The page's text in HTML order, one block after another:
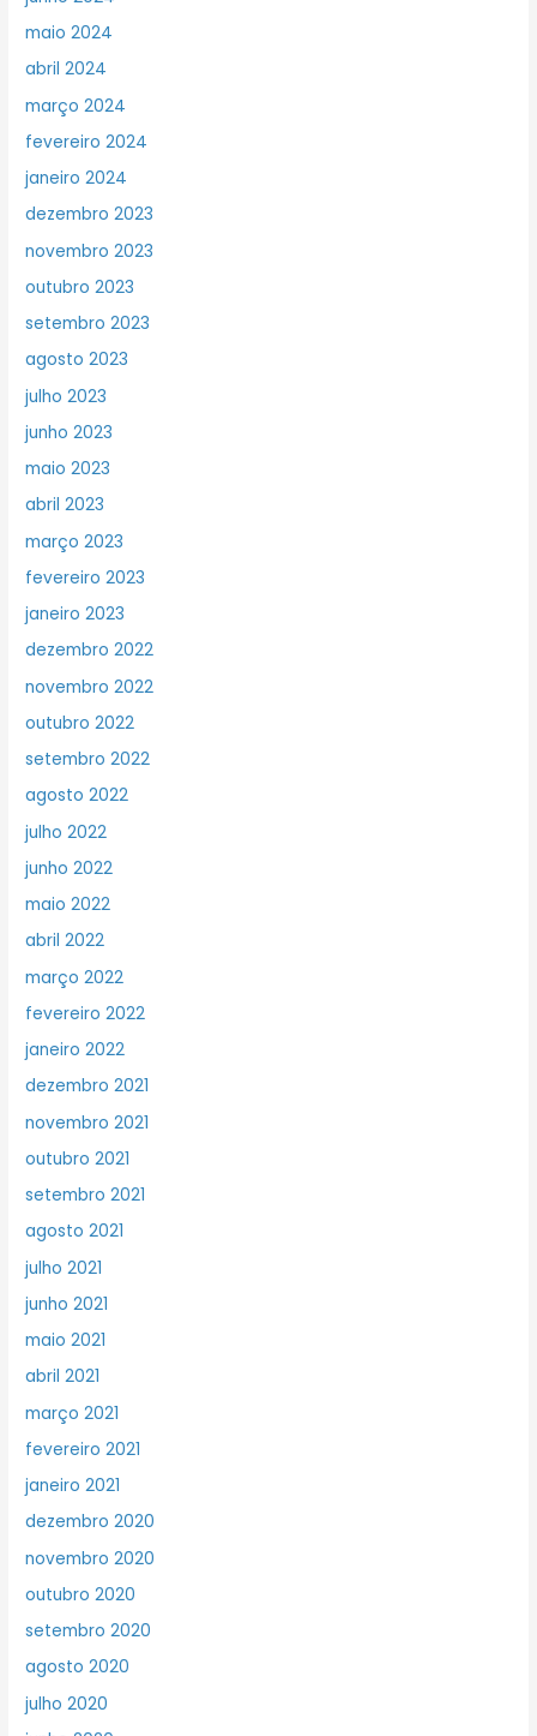
maio 2024
abril 2024
março 2024
fevereiro 2024
janeiro 2024
dezembro 2023
novembro 2023
outubro 2023
setembro 2023
agosto 2023
julho 2023
junho 2023
maio 2023
abril 2023
março 2023
fevereiro 2023
janeiro 2023
dezembro 2022
novembro 2022
outubro 2022
setembro 2022
agosto 2022
julho 2022
junho 2022
maio 2022
abril 2022
março 2022
fevereiro 2022
janeiro 2022
dezembro 2021
novembro 2021
outubro 2021
setembro 2021
agosto 2021
julho 2021
junho 2021
maio 2021
abril 2021
março 2021
fevereiro 2021
janeiro 2021
dezembro 2020
novembro 2020
outubro 2020
setembro 2020
agosto 2020
julho 2020